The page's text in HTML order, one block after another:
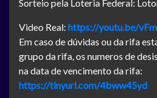
Sorteio pela Loteria Federal:
Video Real: https://youtu.be/
Em caso de dúvidas ou da rifa
grupo da rifa, os numeros de
na data de vencimento da rifa:
https://tinyurl.com/4bww45yd